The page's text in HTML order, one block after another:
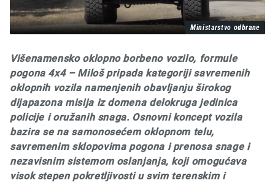
Ministarstvo odbrane
Višenamensko oklopno borbeno vozilo, formule
pogona 4x4 – Miloš pripada kategoriji savremenih
oklopnih vozila namenjenih obavljanju širokog
dijapazona misija iz domena delokruga jedinica
policije i oružanih snaga. Osnovni koncept vozila
bazira se na samonosećem oklopnom telu,
savremenim sklopovima pogona i prenosa snage i
nezavisnim sistemom oslanjanja, koji omogućava
visok stepen pokretljivosti u svim terenskim i